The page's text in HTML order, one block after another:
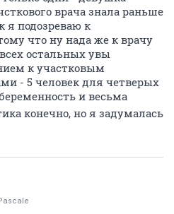
врача знала раньше
я подозреваю к
что ну нада же к врачу
остальных увы
к участковым
- 5 человек для четверых
и весьма
конечно, но я задумалась